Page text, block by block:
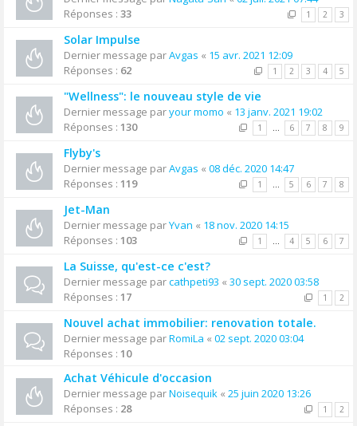
Réponses : 33 1 2 3
Solar Impulse
Dernier message parAvgas « 15 avr. 2021 12:09
Réponses : 62 1 2 3 4 5
"Wellness": le nouveau style de vie
Dernier message paryour momo « 13 janv. 2021 19:02
Réponses : 130 1 … 6 7 8 9
Flyby's
Dernier message parAvgas « 08 déc. 2020 14:47
Réponses : 119 1 … 5 6 7 8
Jet-Man
Dernier message parYvan « 18 nov. 2020 14:15
Réponses : 103 1 … 4 5 6 7
La Suisse, qu'est-ce c'est?
Dernier message parcathpeti93 « 30 sept. 2020 03:58
Réponses : 17 1 2
Nouvel achat immobilier: renovation totale.
Dernier message parRomiLa « 02 sept. 2020 03:04
Réponses : 10
Achat Véhicule d'occasion
Dernier message parNoisequik « 25 juin 2020 13:26
Réponses : 28 1 2